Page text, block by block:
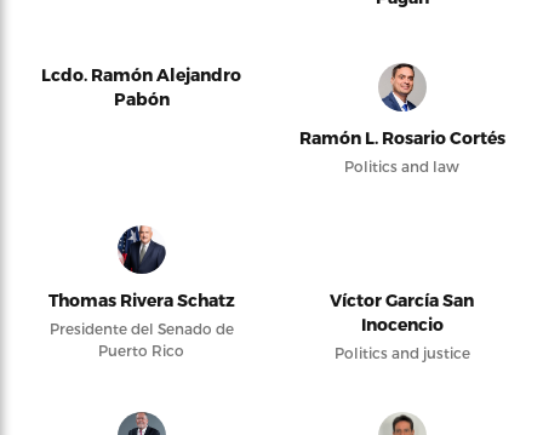
Lcdo. Ramón Alejandro
Pabón
Ramón L. Rosario Cortés
Politics and law
Thomas Rivera Schatz
Presidente del Senado de
Puerto Rico
Víctor García San
Inocencio
Politics and justice